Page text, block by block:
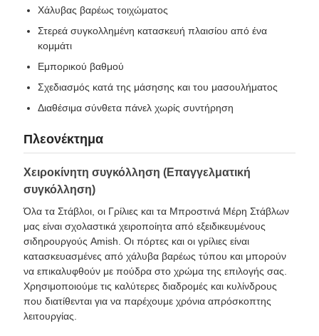
Χάλυβας βαρέως τοιχώματος
Στερεά συγκολλημένη κατασκευή πλαισίου από ένα
κομμάτι
Εμπορικού βαθμού
Σχεδιασμός κατά της μάσησης και του μασουλήματος
Διαθέσιμα σύνθετα πάνελ χωρίς συντήρηση
Πλεονέκτημα
Χειροκίνητη συγκόλληση (Επαγγελματική
συγκόλληση)
Όλα τα Στάβλοι, οι Γρίλιες και τα Μπροστινά Μέρη Στάβλων
μας είναι σχολαστικά χειροποίητα από εξειδικευμένους
σιδηρουργούς Amish. Οι πόρτες και οι γρίλιες είναι
κατασκευασμένες από χάλυβα βαρέως τύπου και μπορούν
να επικαλυφθούν με πούδρα στο χρώμα της επιλογής σας.
Χρησιμοποιούμε τις καλύτερες διαδρομές και κυλίνδρους
που διατίθενται για να παρέχουμε χρόνια απρόσκοπτης
λειτουργίας.